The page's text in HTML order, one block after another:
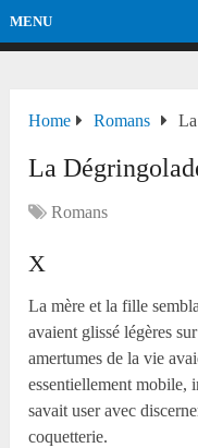
MENU
Home Romans
La
Romans
X
La mère et la fille
avaient glissé légères
amertumes de la vie
essentiellement mobile,
savait user avec
coquetterie.